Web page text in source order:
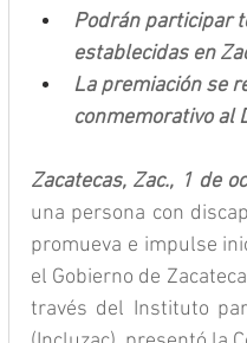
Podrán participar
establecidas en
La premiación se
conmemorativo al
Zacatecas, Zac., 1 de
una persona con
promueva e impulse
el Gobierno de
través del Instituto